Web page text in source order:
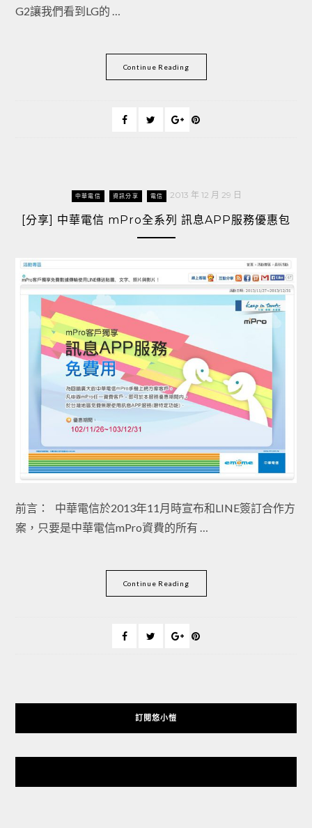
G2讓我們看到LG的 …
Continue Reading
中華電信 資訊分享 電信 2013 年 12 月 29 日
[分享] 中華電信 mPro全系列 訊息APP服務優惠包
前言： 中華電信於2013年11月時宣布和LINE簽訂合作方
案，只要是中華電信mPro資費的所有 …
Continue Reading
訂閱悠小愷